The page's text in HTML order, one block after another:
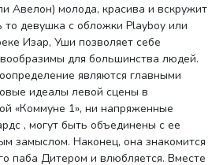
девушка с обложки Playboy или
Изар, Уши позволяет себе
для большинства людей.
являются главными
идеалы левой сцены в
«Коммуне 1», ни напряженные
, могут быть объединены с ее
замыслом. Наконец, она знакомится
паба Дитером и влюбляется. Вместе